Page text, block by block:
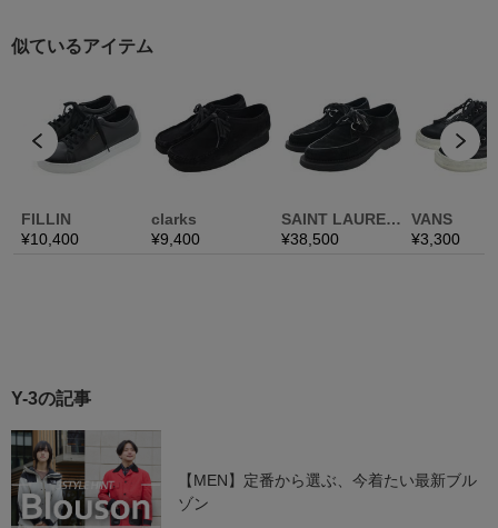
Y-3の記事
【MEN】定番から選ぶ、今着たい最新ブル
ゾン